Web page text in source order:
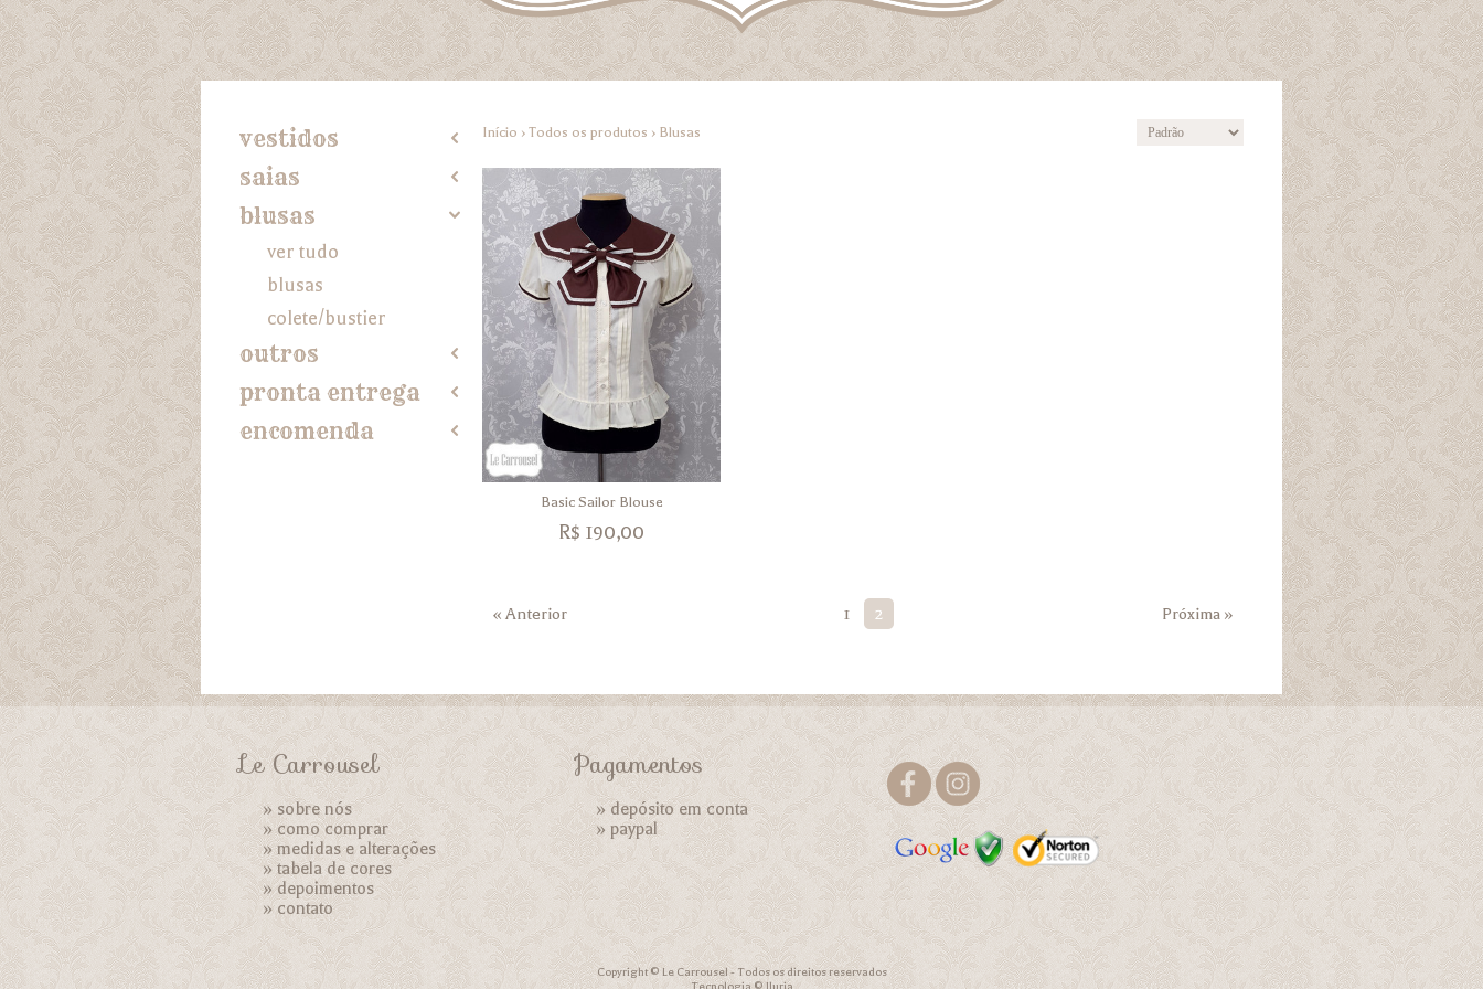
vestidos 2
saias 2
blusas 4
ver tudo
blusas
colete/bustier
outros 2
pronta entrega 2
encomenda 2
Início › Todos os produtos › Blusas
Basic Sailor Blouse
R$ 190,00
« Anterior 1 2 Próxima »
Le Carrousel
» sobre nós
»como comprar
»medidas e alterações
»tabela de cores
»depoimentos
»contato
Pagamentos
» depósito em conta
» paypal
Copyright © Le Carrousel - Todos os direitos reservados